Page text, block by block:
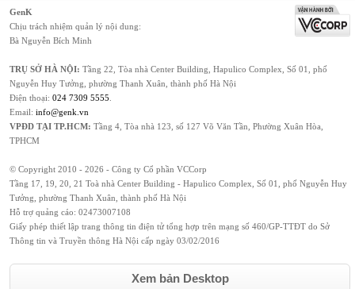
GenK
Chịu trách nhiệm quản lý nội dung:
Bà Nguyễn Bích Minh
TRỤ SỞ HÀ NỘI: Tầng 22, Tòa nhà Center Building, Hapulico Complex, Số 01, phố
Nguyễn Huy Tưởng, phường Thanh Xuân, thành phố Hà Nội
Điện thoại: 024 7309 5555
Email: info@genk.vn
VPĐD TẠI TP.HCM: Tầng 4, Tòa nhà 123, số 127 Võ Văn Tần, Phường Xuân Hòa,
TPHCM
© Copyright 2010 - 2026 - Công ty Cổ phần VCCorp
Tầng 17, 19, 20, 21 Toà nhà Center Building - Hapulico Complex, Số 01, phố Nguyễn Huy
Tưởng, phường Thanh Xuân, thành phố Hà Nội
Hỗ trợ quảng cáo: 02473007108
Giấy phép thiết lập trang thông tin điện tử tổng hợp trên mạng số 460/GP-TTĐT do Sở
Thông tin và Truyền thông Hà Nội cấp ngày 03/02/2016
Xem bản Desktop